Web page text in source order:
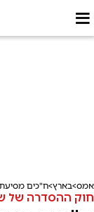
אמס בארץ ח"כים
חוק ההסדרה של